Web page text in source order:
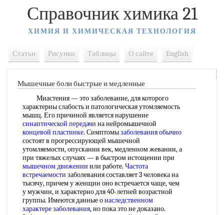
Справочник химика 21
ХИМИЯ И ХИМИЧЕСКАЯ ТЕХНОЛОГИЯ
Статьи Рисунки Таблицы О сайте English
Мышечные боли быстрые и медленные
Миастения — это заболевание, для которого
характерны слабость и патологическая утомляемость
мышц. Его причиной является нарушение
синаптической передачи на нейромышечной
концевой пластинке. Симптомызаболевания обычно
состоят в прогрессирующей мышечной
утомляемости, опускании век, медленном жевании, а
при тяжелых случаях — в быстром истощении при
мышечном движении или работе. Частота
встречаемости заболевания составляет 3 человека на
тысячу, причем у женщин оно встречается чаще, чем
у мужчин, и характерно для 40-летней возрастной
группы. Имеются данные онаследственном
характере заболевания, но пока это не доказано.